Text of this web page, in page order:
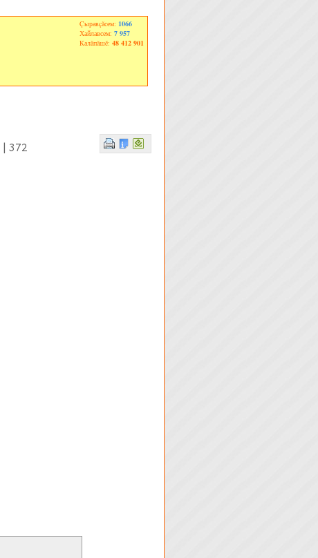
Çыравçăсем: 1066
Хайлавсем: 7 957
Калăпăшĕ: 48 412 901
| 372